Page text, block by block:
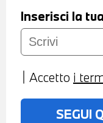
Inserisci la
Accetto i
SEGUI